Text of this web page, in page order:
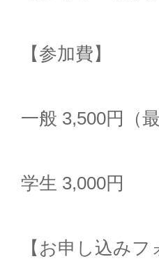
【参加費】
一般 3,500円（
学生 3,000円
【お申し込みフ